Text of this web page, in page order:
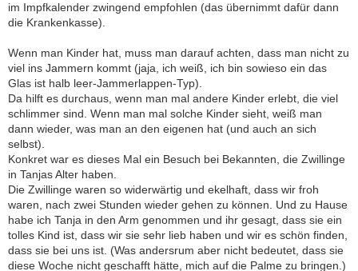
im Impfkalender zwingend empfohlen (das übernimmt dafür dann
die Krankenkasse).
Wenn man Kinder hat, muss man darauf achten, dass man nicht zu
viel ins Jammern kommt (jaja, ich weiß, ich bin sowieso ein das
Glas ist halb leer-Jammerlappen-Typ).
Da hilft es durchaus, wenn man mal andere Kinder erlebt, die viel
schlimmer sind. Wenn man mal solche Kinder sieht, weiß man
dann wieder, was man an den eigenen hat (und auch an sich
selbst).
Konkret war es dieses Mal ein Besuch bei Bekannten, die Zwillinge
in Tanjas Alter haben.
Die Zwillinge waren so widerwärtig und ekelhaft, dass wir froh
waren, nach zwei Stunden wieder gehen zu können. Und zu Hause
habe ich Tanja in den Arm genommen und ihr gesagt, dass sie ein
tolles Kind ist, dass wir sie sehr lieb haben und wir es schön finden,
dass sie bei uns ist. (Was andersrum aber nicht bedeutet, dass sie
diese Woche nicht geschafft hätte, mich auf die Palme zu bringen.)